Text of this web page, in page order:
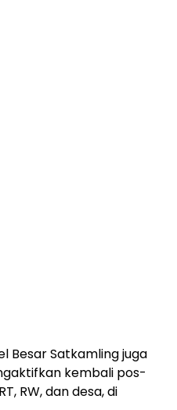
Besar Satkamling juga
kembali pos-
RW, dan desa, di